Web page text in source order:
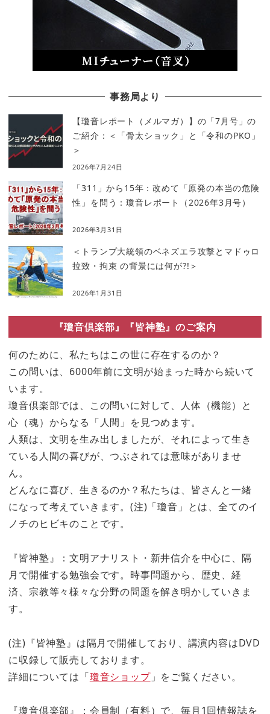
事務局より
【瓊音レポート（メルマガ）】の「7月号」の
ご紹介：＜「骨太ショック」と「令和のPKO」
＞
2026年7月24日
「311」から15年：改めて「原発の本当の危険
性」を問う：瓊音レポート（2026年3月号）
2026年3月31日
＜トランプ大統領のベネズエラ攻撃とマドゥロ
拉致・拘束 の背景には何が?!＞
2026年1月31日
『瓊音倶楽部』『皆神塾』のご案内
何のために、私たちはこの世に存在するのか？
この問いは、6000年前に文明が始まった時から続いて
います。
瓊音倶楽部では、この問いに対して、人体（機能）と
心（魂）からなる「人間」を見つめます。
人類は、文明を生み出しましたが、それによって生き
ている人間の喜びが、つぶされては意味がありませ
ん。
どんなに喜び、生きるのか？私たちは、皆さんと一緒
になって考えていきます。(注)「瓊音」とは、全てのイ
ノチのヒビキのことです。
『皆神塾』：文明アナリスト・新井信介を中心に、隔
月で開催する勉強会です。時事問題から、歴史、経
済、宗教等々様々な分野の問題を解き明かしていきま
す。
(注)『皆神塾』は隔月で開催しており、講演内容はDVD
に収録して販売しております。
詳細については「瓊音ショップ」をご覧ください。
『瓊音倶楽部』：会員制（有料）で、毎月1回情報誌を